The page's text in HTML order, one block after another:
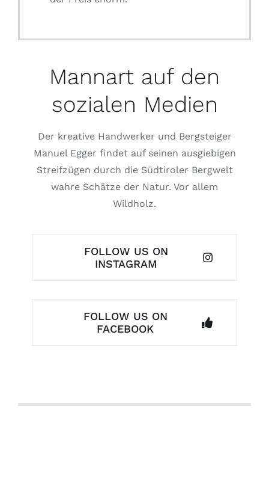
Mannart auf den
sozialen Medien
Der kreative Handwerker und Bergsteiger
Manuel Egger findet auf seinen ausgiebigen
Streifzügen durch die Südtiroler Bergwelt
wahre Schätze der Natur. Vor allem
Wildholz.
FOLLOW US ON
INSTAGRAM
FOLLOW US ON
FACEBOOK